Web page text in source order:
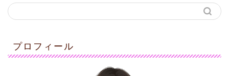
プロフィール